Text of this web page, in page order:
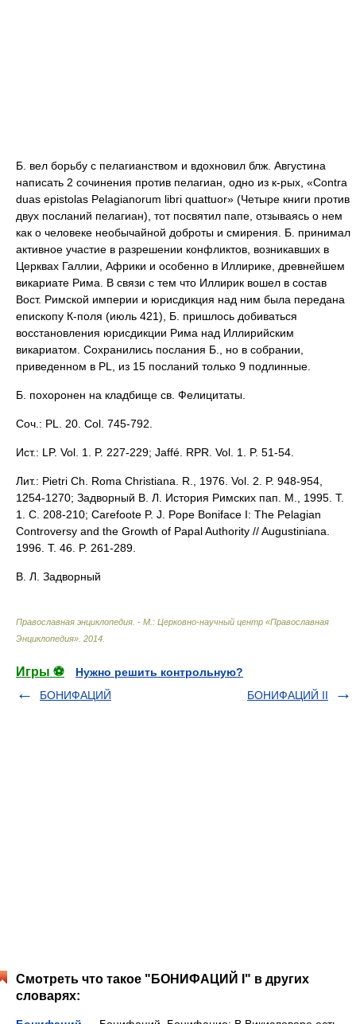
Б. вел борьбу с пелагианством и вдохновил блж. Августина
написать 2 сочинения против пелагиан, одно из к-рых, «Contra
duas epistolas Pelagianorum libri quattuor» (Четыре книги против
двух посланий пелагиан), тот посвятил папе, отзываясь о нем
как о человеке необычайной доброты и смирения. Б. принимал
активное участие в разрешении конфликтов, возникавших в
Церквах Галлии, Африки и особенно в Иллирике, древнейшем
викариате Рима. В связи с тем что Иллирик вошел в состав
Вост. Римской империи и юрисдикция над ним была передана
епископу К-поля (июль 421), Б. пришлось добиваться
восстановления юрисдикции Рима над Иллирийским
викариатом. Сохранились послания Б., но в собрании,
приведенном в PL, из 15 посланий только 9 подлинные.
Б. похоронен на кладбище св. Фелицитаты.
Соч.: PL. 20. Col. 745-792.
Ист.: LP. Vol. 1. P. 227-229; Jaffé. RPR. Vol. 1. P. 51-54.
Лит.: Pietri Ch. Roma Christiana. R., 1976. Vol. 2. P. 948-954,
1254-1270; Задворный В. Л. История Римских пап. М., 1995. Т.
1. С. 208-210; Carefoote P. J. Pope Boniface I: The Pelagian
Controversy and the Growth of Papal Authority // Augustiniana.
1996. T. 46. P. 261-289.
В. Л. Задворный
Православная энциклопедия. - М.: Церковно-научный центр «Православная
Энциклопедия» 2014
Игры ⚽
Нужно решить контрольную?
БОНИФАЦИЙ
БОНИФАЦИЙ II
Смотреть что такое "БОНИФАЦИЙ I" в других
словарях: